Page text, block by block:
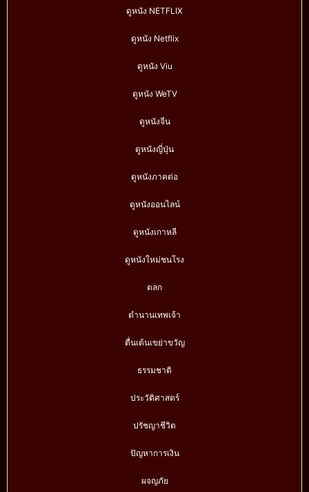
ดูหนัง NETFLIX
ดูหนัง Netflix
ดูหนัง Viu
ดูหนัง WeTV
ดูหนังจีน
ดูหนังญี่ปุ่น
ดูหนังภาคต่อ
ดูหนังออนไลน์
ดูหนังเกาหลี
ดูหนังใหม่ชนโรง
ตลก
ตำนานเทพเจ้า
ตื่นเต้นเขย่าขวัญ
ธรรมชาติ
ประวัติศาสตร์
ปรัชญาชีวิต
ปัญหาการเงิน
ผจญภัย